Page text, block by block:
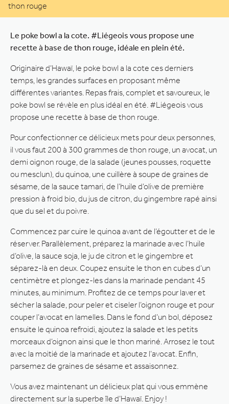
thon rouge
Le poke bowl a la cote. #Liégeois vous propose une
recette à base de thon rouge, idéale en plein été.
Originaire d’Hawaï, le poke bowl a la cote ces derniers
temps, les grandes surfaces en proposant même
différentes variantes. Repas frais, complet et savoureux, le
poke bowl se révèle en plus idéal en été. #Liégeois vous
propose une recette à base de thon rouge.
Pour confectionner ce délicieux mets pour deux personnes,
il vous faut 200 à 300 grammes de thon rouge, un avocat, un
demi oignon rouge, de la salade (jeunes pousses, roquette
ou mesclun), du quinoa, une cuillère à soupe de graines de
sésame, de la sauce tamari, de l’huile d’olive de première
pression à froid bio, du jus de citron, du gingembre rapé ainsi
que du sel et du poivre.
Commencez par cuire le quinoa avant de l’égoutter et de le
réserver. Parallèlement, préparez la marinade avec l’huile
d’olive, la sauce soja, le ju de citron et le gingembre et
séparez-là en deux. Coupez ensuite le thon en cubes d’un
centimètre et plongez-les dans la marinade pendant 45
minutes, au minimum. Profitez de ce temps pour laver et
sécher la salade, pour peler et ciseler l’oignon rouge et pour
couper l’avocat en lamelles. Dans le fond d’un bol, déposez
ensuite le quinoa refroidi, ajoutez la salade et les petits
morceaux d’oignon ainsi que le thon mariné. Arrosez le tout
avec la moitié de la marinade et ajoutez l’avocat. Enfin,
parsemez de graines de sésame et assaisonnez.
Vous avez maintenant un délicieux plat qui vous emmène
directement sur la superbe île d’Hawaï. Enjoy !